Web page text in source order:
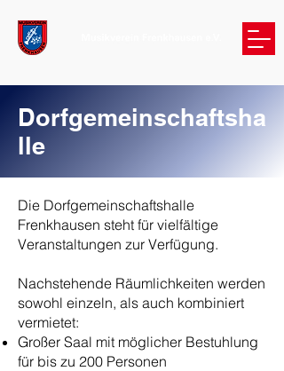
Dorfgemeinschaftsha
lle
Die Dorfgemeinschaftshalle
Frenkhausen steht für vielfältige
Veranstaltungen zur Verfügung.
Nachstehende Räumlichkeiten werden
sowohl einzeln, als auch kombiniert
vermietet:
Großer Saal mit möglicher Bestuhlung
für bis zu 200 Personen